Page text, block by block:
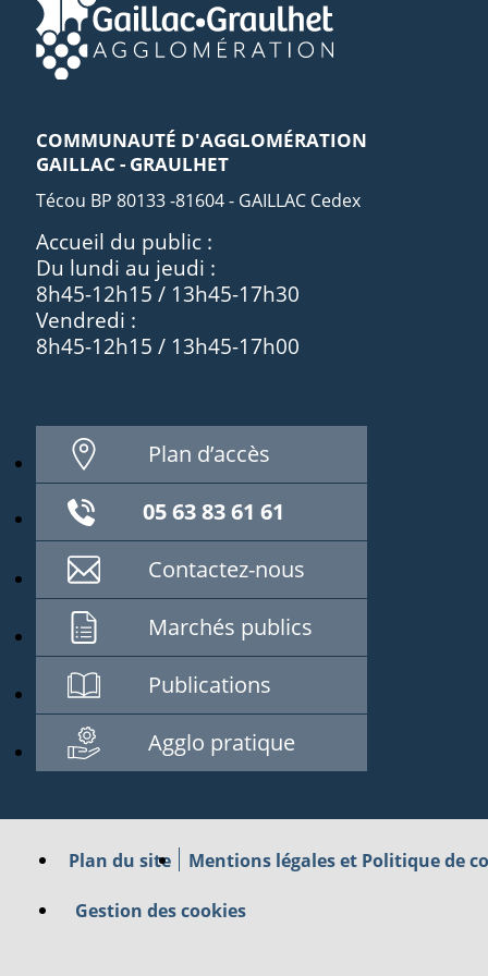
COMMUNAUTÉ D'AGGLOMÉRATION
GAILLAC - GRAULHET
Técou BP 80133 -81604 - GAILLAC Cedex
Accueil du public :
Du lundi au jeudi :
8h45-12h15 / 13h45-17h30
Vendredi :
8h45-12h15 / 13h45-17h00
Plan d’accès
05 63 83 61 61
Contactez-nous
Marchés publics
Publications
Agglo pratique
Plan du site Mentions légales et Politique de
Gestion des cookies